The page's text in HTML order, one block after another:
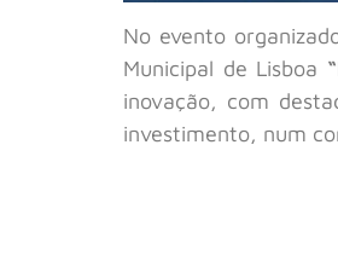
No evento
Municipal de Lisboa
inovação, com
investimento, num